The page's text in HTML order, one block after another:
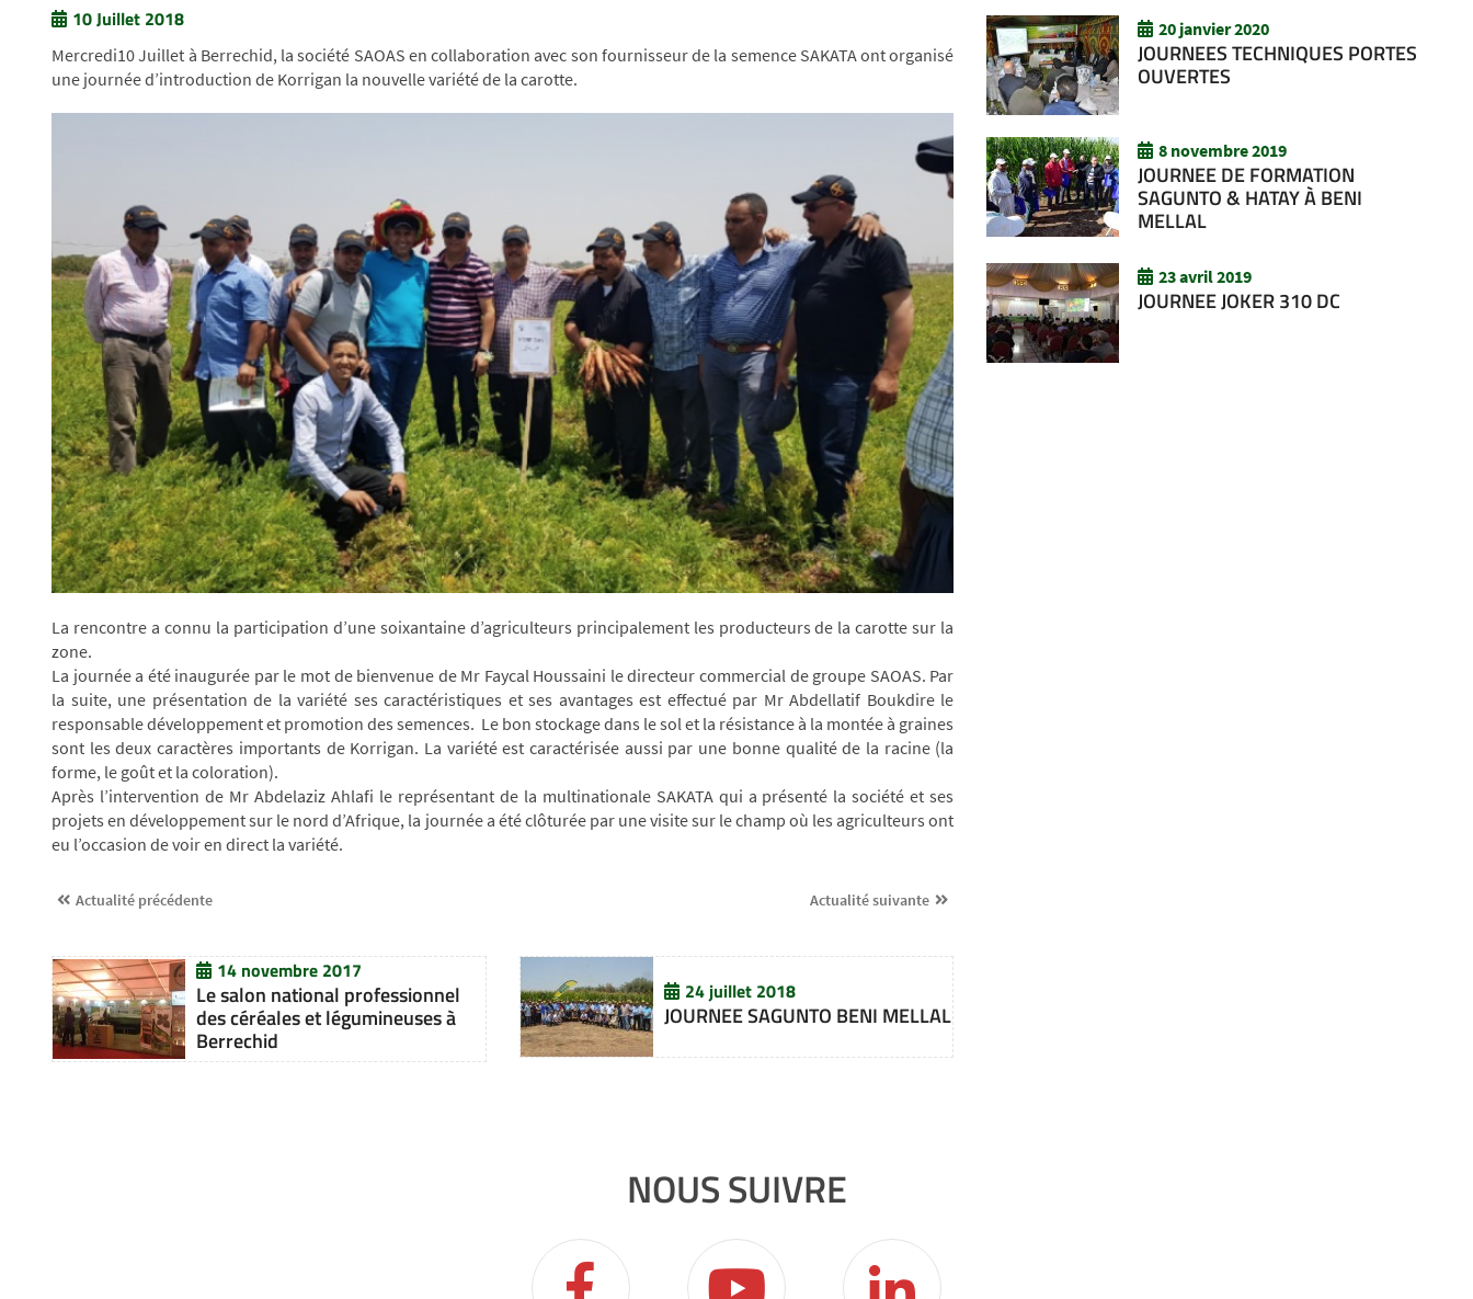
10 Juillet 2018
Mercredi10 Juillet à Berrechid, la société SAOAS en collaboration avec son fournisseur de la semence SAKATA ont organisé
une journée d’introduction de Korrigan la nouvelle variété de la carotte.
La rencontre a connu la participation d’une soixantaine d’agriculteurs principalement les producteurs de la carotte sur la
zone.
La journée a été inaugurée par le mot de bienvenue de Mr Faycal Houssaini le directeur commercial de groupe SAOAS. Par
la suite, une présentation de la variété ses caractéristiques et ses avantages est effectué par Mr Abdellatif Boukdire le
responsable développement et promotion des semences. Le bon stockage dans le sol et la résistance à la montée à graines
sont les deux caractères importants de Korrigan. La variété est caractérisée aussi par une bonne qualité de la racine (la
forme, le goût et la coloration).
Après l’intervention de Mr Abdelaziz Ahlafi le représentant de la multinationale SAKATA qui a présenté la société et ses
projets en développement sur le nord d’Afrique, la journée a été clôturée par une visite sur le champ où les agriculteurs ont
eu l’occasion de voir en direct la variété.
Actualité précédente Actualité suivante
14 novembre 2017
Le salon national professionnel
des céréales et légumineuses à
Berrechid
24 juillet 2018
JOURNEE SAGUNTO BENI MELLAL
20 janvier 2020
JOURNEES TECHNIQUES PORTES
OUVERTES
8 novembre 2019
JOURNEE DE FORMATION
SAGUNTO & HATAY À BENI
MELLAL
23 avril 2019
JOURNEE JOKER 310 DC
NOUS SUIVRE